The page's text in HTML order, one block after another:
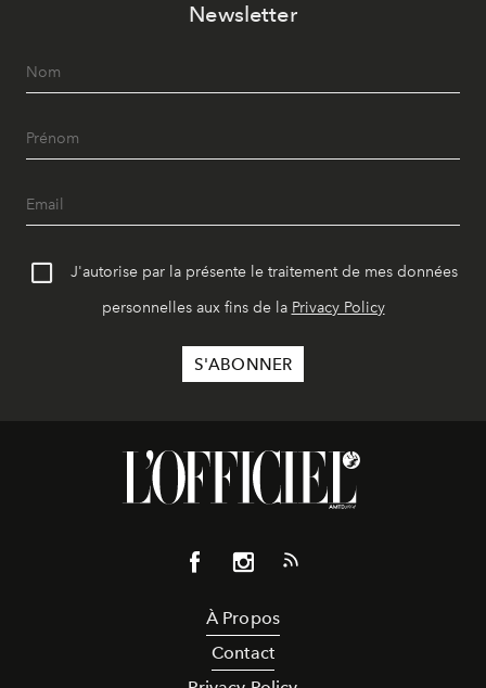
Newsletter
J'autorise par la présente le traitement de mes données
personnelles aux fins de la Privacy Policy
À Propos
Contact